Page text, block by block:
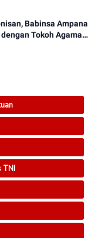
Babinsa Ampana
Tokoh Agama
TNI